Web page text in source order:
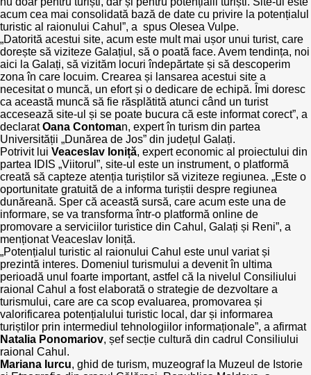
acum cea mai consolidată bază de date cu privire la potențialul
turistic al raionului Cahul”, a spus Olesea Vulpe.
„Datorită acestui site, acum este mult mai ușor unui turist, care
dorește să viziteze Galațiul, să o poată face. Avem tendința, noi
aici la Galați, să vizităm locuri îndepărtate și să descoperim
zona în care locuim. Crearea și lansarea acestui site a
necesitat o muncă, un efort și o dedicare de echipă. Îmi doresc
ca această muncă să fie răsplătită atunci când un turist
accesează site-ul și se poate bucura că este informat corect”, a
declaratOana Contoman, expert în turism din partea
Universității „Dunărea de Jos” din județul Galați.
Potrivit lui Veaceslav Ioniță, expert economic al proiectului din
partea IDIS „Viitorul”, site-ul este un instrument, o platformă
creată să capteze atenția turiștilor să viziteze regiunea. „Este o
oportunitate gratuită de a informa turiștii despre regiunea
dunăreană. Sper că această sursă, care acum este una de
informare, se va transforma într-o platformă online de
promovare a serviciilor turistice din Cahul, Galați și Reni”, a
menționat Veaceslav Ioniță.
„Potențialul turistic al raionului Cahul este unul variat și
prezintă interes. Domeniul turismului a devenit în ultima
perioadă unul foarte important, astfel că la nivelul Consiliului
raional Cahul a fost elaborată o strategie de dezvoltare a
turismului, care are ca scop evaluarea, promovarea și
valorificarea potențialului turistic local, dar și informarea
turiștilor prin intermediul tehnologiilor informaționale”, a afirmat
Natalia Ponomariov, șef secție cultură din cadrul Consiliului
raional Cahul.
Mariana Iurcu, ghid de turism, muzeograf la Muzeul de Istorie